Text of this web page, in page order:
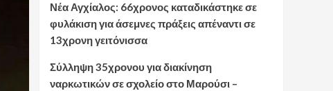
Νέα Αγχίαλος: 66χρονος καταδικάστηκε σε
φυλάκιση για άσεμνες πράξεις απέναντι σε
13χρονη γειτόνισσα
Σύλληψη 35χρονου για διακίνηση
ναρκωτικών σε σχολείο στο Μαρούσι –